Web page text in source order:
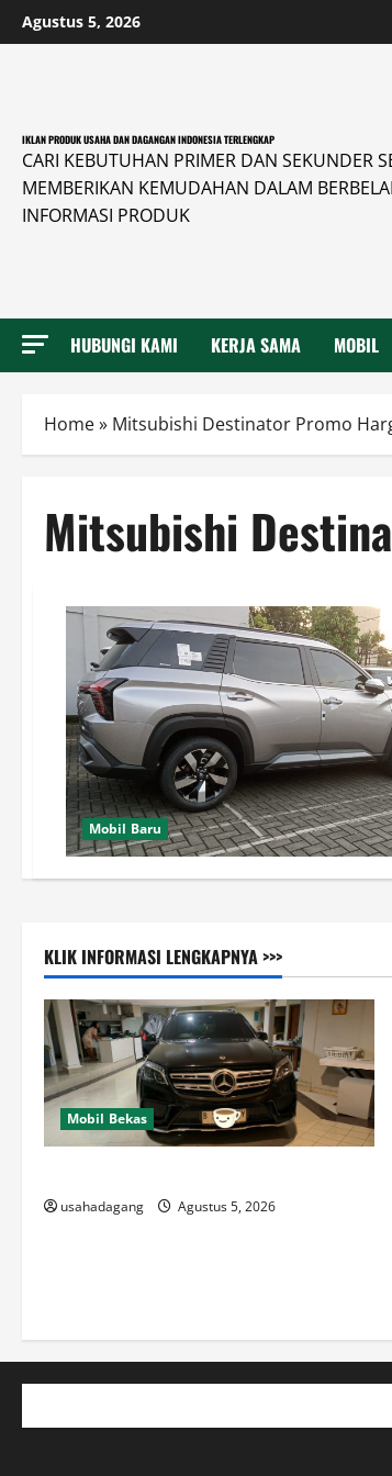
Skip
to
Agustus 5, 2026
IKLAN PRODUK USAHA DAN DAGANGAN INDONESIA TERLENGKAP
CARI KEBUTUHAN PRIMER DAN SEKUNDER
MEMBERIKAN KEMUDAHAN DALAM
INFORMASI PRODUK
HUBUNGI KAMI KERJA SAMA MOBIL
Home» Mitsubishi Destinator Promo
Mitsubishi
Mobil Baru
KLIK INFORMASI LENGKAPNYA >>>
Mobil Bekas
usahadagang Agustus 5, 2026